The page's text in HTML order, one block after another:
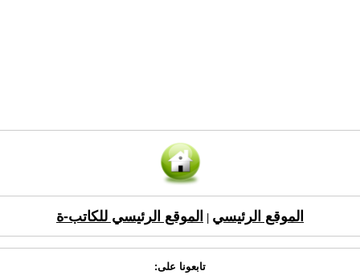
الموقع الرئيسي الموقع الرئيسي للكاتب-ة
تابعونا على: